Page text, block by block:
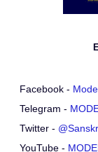
Facebook -
Telegram -
Twitter -
YouTube -